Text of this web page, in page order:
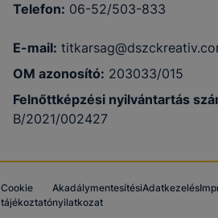
Telefon: 06-52/503-833
E-mail:
OM azonosító: 203033/015
Felnőttképzési nyilvántartás
B/2021/002427
Cookie
tájékoztató
Akadálymentesítési
nyilatkozat
Adatkezelés